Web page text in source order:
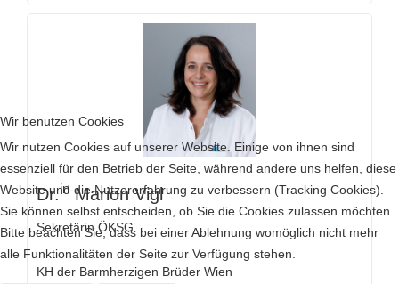
Dr.in Marion Vigl
Sekretärin ÖKSG
KH der Barmherzigen Brüder Wien
Wir benutzen Cookies
Wir nutzen Cookies auf unserer Website. Einige von ihnen sind
essenziell für den Betrieb der Seite, während andere uns helfen, diese
Website und die Nutzererfahrung zu verbessern (Tracking Cookies).
Sie können selbst entscheiden, ob Sie die Cookies zulassen möchten.
Bitte beachten Sie, dass bei einer Ablehnung womöglich nicht mehr
alle Funktionalitäten der Seite zur Verfügung stehen.